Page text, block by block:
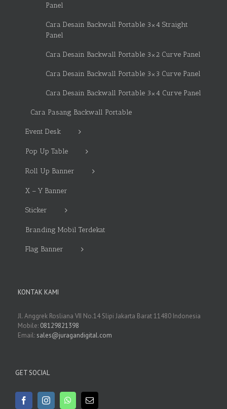
Panel
Cara Desain Backwall Portable 3×4 Straight
Panel
Cara Desain Backwall Portable 3×2 Curve Panel
Cara Desain Backwall Portable 3×3 Curve Panel
Cara Desain Backwall Portable 3×4 Curve Panel
Cara Pasang Backwall Portable
Event Desk
Pop Up Table
Roll Up Banner
X – Y Banner
Sticker
Branding Mobil Terdekat
Flag Banner
KONTAK KAMI
Jl. Anggrek Rosliana VII No.14 Slipi Jakarta Barat 11480 Indonesia
Mobile: 08129821398
Email: sales@juragandigital.com
GET SOCIAL